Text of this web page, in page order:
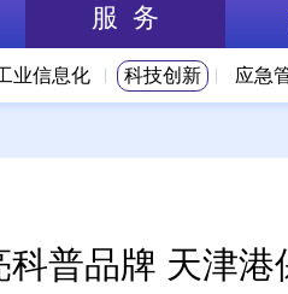
服 务
业信息化 科技创新 应急
科普品牌 天津